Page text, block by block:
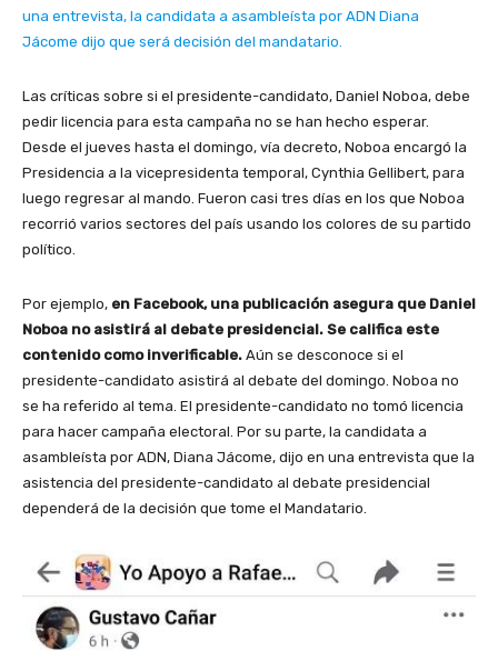
una entrevista, la candidata a asambleísta por ADN Diana
Jácome dijo que será decisión del mandatario.
Las críticas sobre si el presidente-candidato, Daniel Noboa, debe
pedir licencia para esta campaña no se han hecho esperar.
Desde el jueves hasta el domingo, vía decreto, Noboa encargó la
Presidencia a la vicepresidenta temporal, Cynthia Gellibert, para
luego regresar al mando. Fueron casi tres días en los que Noboa
recorrió varios sectores del país usando los colores de su partido
político.
Por ejemplo, en Facebook, una publicación asegura que Daniel
Noboa no asistirá al debate presidencial. Se califica este
contenido como inverificable. Aún se desconoce si el
presidente-candidato asistirá al debate del domingo. Noboa no
se ha referido al tema. El presidente-candidato no tomó licencia
para hacer campaña electoral. Por su parte, la candidata a
asambleísta por ADN, Diana Jácome, dijo en una entrevista que la
asistencia del presidente-candidato al debate presidencial
dependerá de la decisión que tome el Mandatario.